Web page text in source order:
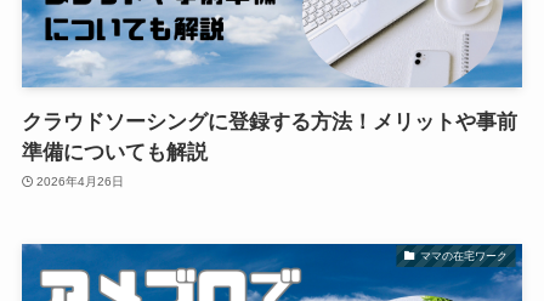
クラウドソーシングに登録する方法！メリットや事前
準備についても解説
2026年4月26日
ママの在宅ワーク